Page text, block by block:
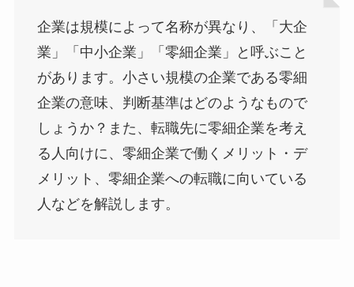
企業は規模によって名称が異なり、「大企
業」「中小企業」「零細企業」と呼ぶこと
があります。小さい規模の企業である零細
企業の意味、判断基準はどのようなもので
しょうか？また、転職先に零細企業を考え
る人向けに、零細企業で働くメリット・デ
メリット、零細企業への転職に向いている
人などを解説します。